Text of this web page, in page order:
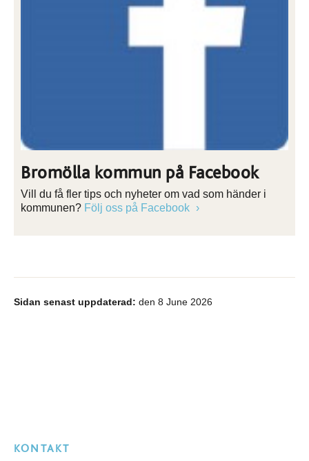
Bromölla kommun på Facebook
Vill du få fler tips och nyheter om vad som händer i
kommunen? Följ oss på Facebook
Sidan senast uppdaterad: den 8 June 2026
KONTAKT